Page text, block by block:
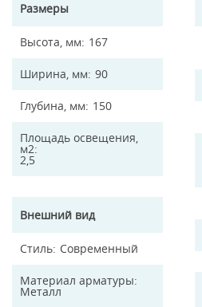
Размеры
Высота, мм 167
Ширина, мм 90
Глубина, мм 150
Площадь освещения,
м2
2,5
Внешний вид
Стиль Современный
Материал арматуры
Металл